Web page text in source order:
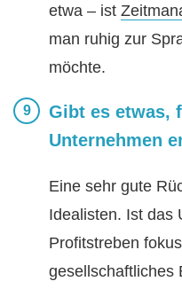
etwa – ist
man ruhig zur
möchte.
Gibt es etwas,
Unternehmen
Eine sehr gute
Idealisten. Ist das
Profitstreben
gesellschaftliches